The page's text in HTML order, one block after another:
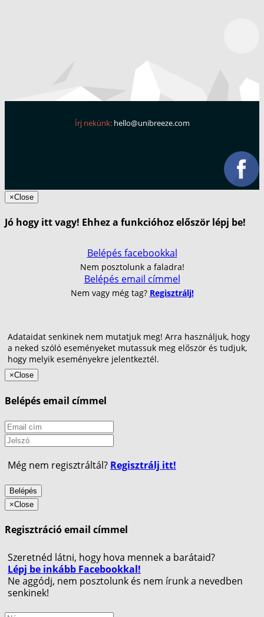
Írj nekünk: hello@unibreeze.com
×Close
Jó hogy itt vagy! Ehhez a funkcióhoz először lépj be!
Belépés facebookkal
Nem posztolunk a faladra!
Belépés email címmel
Nem vagy még tag? Regisztrálj!
Adataidat senkinek nem mutatjuk meg! Arra használjuk, hogy
a neked szóló eseményeket mutassuk meg először és tudjuk,
hogy melyik eseményekre jelentkeztél.
×Close
Belépés email címmel
Még nem regisztráltál? Regisztrálj itt!
Belépés
×Close
Regisztráció email címmel
Szeretnéd látni, hogy hova mennek a barátaid?
Lépj be inkább Facebookkal!
Ne aggódj, nem posztolunk és nem írunk a nevedben
senkinek!